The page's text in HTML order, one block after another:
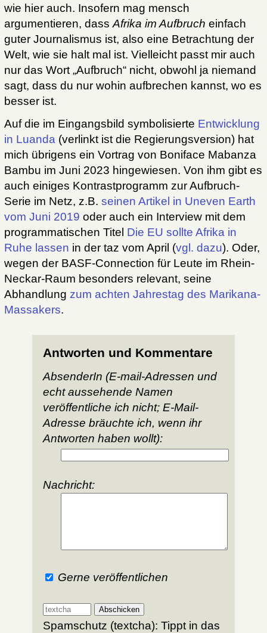
wie hier auch. Insofern mag mensch
argumentieren, dassAfrika im Aufbruch einfach
guter Journalismus ist, also eine Betrachtung der
Welt, wie sie halt mal ist. Vielleicht passt mir auch
nur das Wort „Aufbruch“ nicht, obwohl ja niemand
sagt, dass du nur wohin aufbrechen kannst, wo es
besser ist.
Auf die im Eingangsbild symbolisierte Entwicklung
in Luanda (verlinkt ist die Regierungsversion) hat
mich übrigens ein Vortrag von Boniface Mabanza
Bambu im Juni 2023 hingewiesen. Von ihm gibt es
auch einiges Kontrastprogramm zur Aufbruch-
Serie im Netz, z.B. seinen Artikel in Uneven Earth
vom Juni 2019 oder auch ein Interview mit dem
programmatischen Titel Die EU sollte Afrika in
Ruhe lassen in der taz vom April (vgl. dazu). Oder,
wegen der BASF-Connection für Leute im Rhein-
Neckar-Raum besonders relevant, seine
Abhandlung zum achten Jahrestag des Marikana-
Massakers.
Antworten und Kommentare
AbsenderIn (E-mail-Adressen und
echt aussehende Namen
veröffentliche ich nicht; E-Mail-
Adresse bräuchte ich, wenn ihr
Antworten haben wollt):
Nachricht:
Gerne veröffentlichen
Spamschutz (textcha): Tippt in das